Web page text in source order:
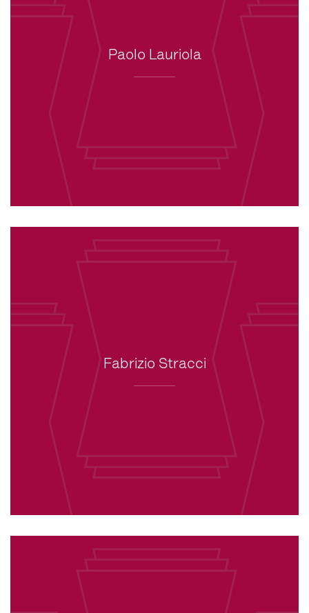
Paolo Lauriola
Fabrizio Stracci